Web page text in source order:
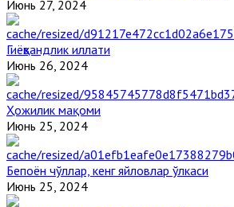
Июнь 27, 2024
Гиёҳвандлик иллати
Июнь 26, 2024
Ҳожилик мақоми
Июнь 25, 2024
Бепоён чўллар, кенг яйловлар ўлкаси
Июнь 25, 2024